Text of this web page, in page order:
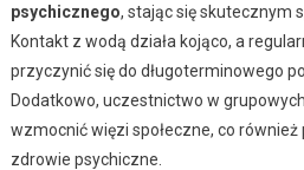
psychicznego, stając się skutecznym
Kontakt z wodą działa kojąco, a
przyczynić się do długoterminowego
Dodatkowo, uczestnictwo w
wzmocnić więzi społeczne, co
zdrowie psychiczne.